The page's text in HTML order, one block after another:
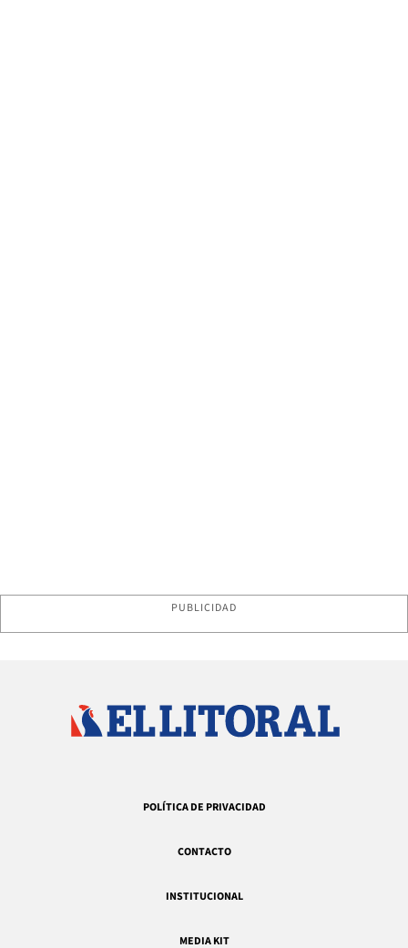
PUBLICIDAD
POLÍTICA DE PRIVACIDAD
CONTACTO
INSTITUCIONAL
MEDIA KIT